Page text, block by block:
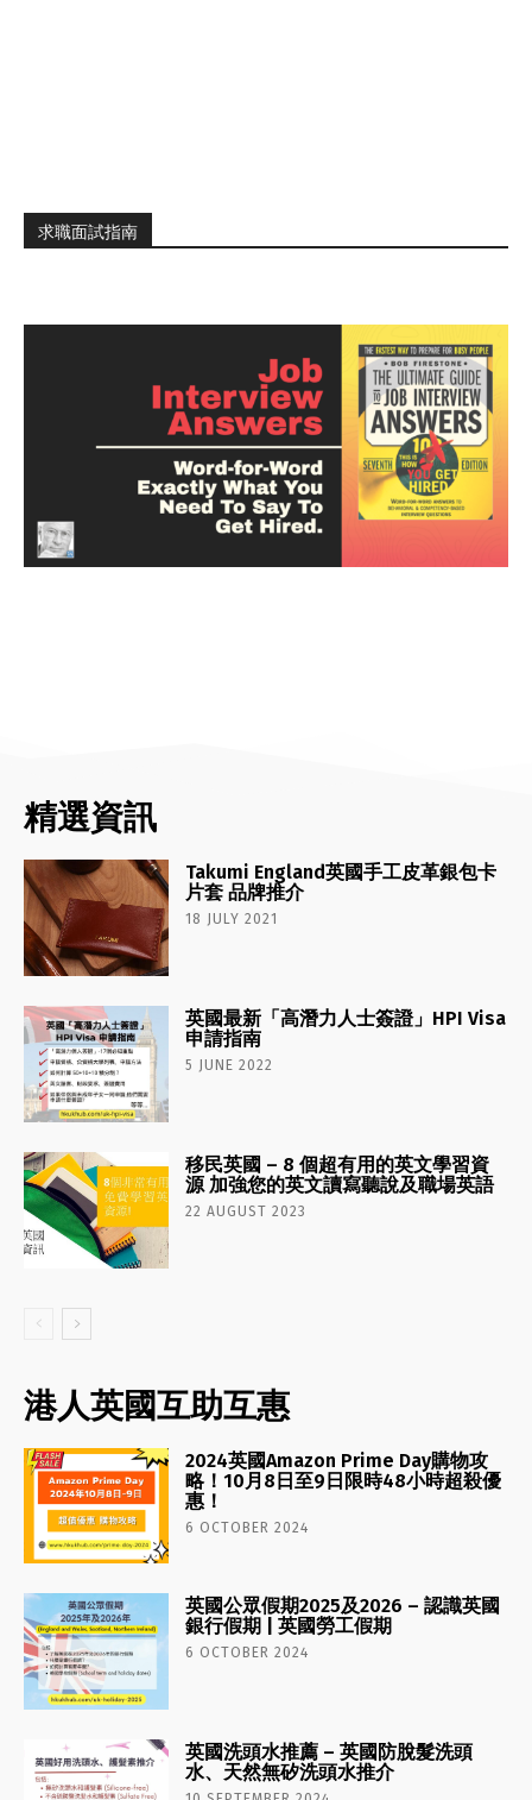
求職面試指南
精選資訊
Takumi England英國手工皮革銀包卡
片套 品牌推介
18 JULY 2021
英國最新「高潛力人士簽證」HPI Visa
申請指南
5 JUNE 2022
移民英國 – 8 個超有用的英文學習資
源 加強您的英文讀寫聽說及職場英語
22 AUGUST 2023
港人英國互助互惠
2024英國Amazon Prime Day購物攻
略！10月8日至9日限時48小時超殺優
惠！
6 OCTOBER 2024
英國公眾假期2025及2026 – 認識英國
銀行假期 | 英國勞工假期
6 OCTOBER 2024
英國洗頭水推薦 – 英國防脫髮洗頭
水、天然無矽洗頭水推介